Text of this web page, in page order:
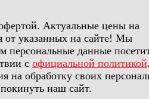
Актуальные цены на
от указанных на сайте! Мы
персональные данные
с официальной политикой
на обработку своих
наш сайт.